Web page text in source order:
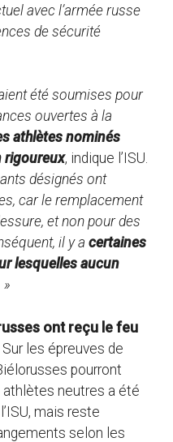
avec l’armée russe
de sécurité
été soumises pour
ouvertes à la
athlètes nominés
rigoureux, indique l’ISU.
désignés ont
car le remplacement
et non pour des
il y a certaines
lesquelles aucun
»
ont reçu le feu
. Sur les épreuves de
pourront
neutres a été
mais reste
selon les